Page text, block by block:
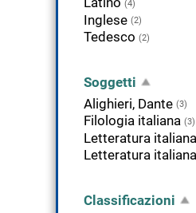
(4)
Inglese (2)
Tedesco (2)
Soggetti
Alighieri, Dante (3)
Filologia italiana (3)
Classificazioni